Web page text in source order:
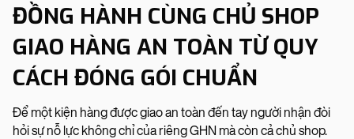
ĐỒNG HÀNH CÙNG CHỦ SHOP
GIAO HÀNG AN TOÀN TỪ QUY
CÁCH ĐÓNG GÓI CHUẨN
Để một kiện hàng được giao an toàn đến tay người nhận đòi
hỏi sự nỗ lực không chỉ của riêng GHN mà còn cả chủ shop.